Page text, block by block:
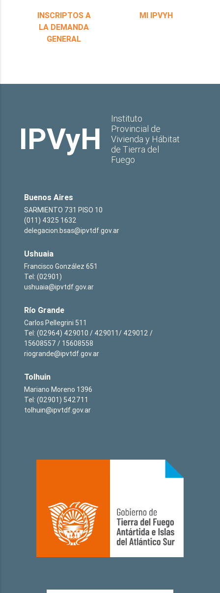
INSCRIPTOS A
LA DEMANDA
GENERAL
MI IPVYH
IPVyH
Instituto
Provincial de
Vivienda y Hábitat
de Tierra del
Fuego
Buenos Aires
SARMIENTO 731 PISO 10
(011) 4325 1632
delegacion.bsas@ipvtdf.gov.ar
Ushuaia
Francisco González 651
Tel: (02901)
ushuaia@ipvtdf.gov.ar
Río Grande
Carlos Pellegrini 511
Tel: (02964) 429010 / 429011/ 429012 /
15608557 / 15608558
riogrande@ipvtdf.gov.ar
Tolhuin
Mariano Moreno 1396
Tel: (02901) 542711
tolhuin@ipvtdf.gov.ar